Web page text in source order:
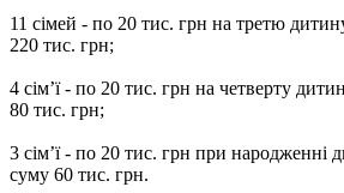
11 сімей - по 20 тис. грн на третю
220 тис. грн;
4 сім’ї - по 20 тис. грн на четверту
80 тис. грн;
3 сім’ї - по 20 тис. грн при народженні
суму 60 тис. грн.